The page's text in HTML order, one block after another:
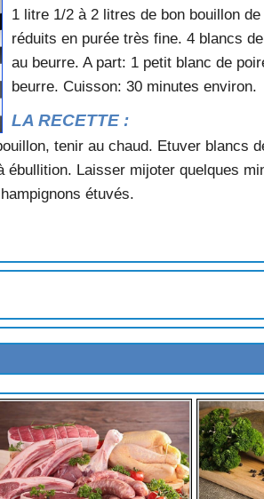
BLANCS
de Rennes)
régions)
(Ile de Sein)
(Ille-et- Vilaine)
DE ROSCOFF
1 litre 1/2 à 2 litres de bon bouillon
réduits en purée très fine. 4 blancs
au beurre. A part: 1 petit blanc de
beurre. Cuisson: 30 minutes environ.
LA RECETTE :
tenir au chaud. Etuver blancs
ébullition. Laisser mijoter quelques
étuvés.